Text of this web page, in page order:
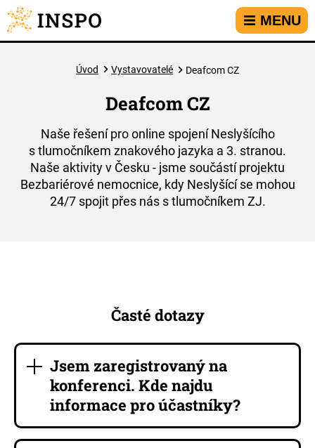
Přejít na hlavní menu
Přejít na obsah
Přejít na kontakt
MENU
Úvod Vystavovatelé Deafcom CZ
Deafcom CZ
Naše řešení pro online spojení Neslyšícího
s tlumočníkem znakového jazyka a 3. stranou.
Naše aktivity v Česku - jsme součástí projektu
Bezbariérové nemocnice, kdy Neslyšící se mohou
24/7 spojit přes nás s tlumočníkem ZJ.
Časté dotazy
Jsem zaregistrovaný na
konferenci. Kde najdu
informace pro účastníky?